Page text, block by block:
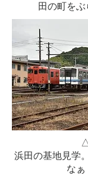
田の町をぶ
浜田の基地見学
なぁ